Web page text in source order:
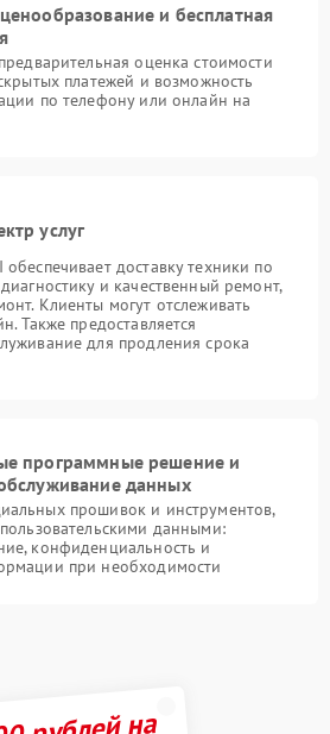
и бесплатная
оценка стоимости
платежей и возможность
по телефону или онлайн на
услуг
доставку техники по
и качественный ремонт,
Клиенты могут отслеживать
Также предоставляется
для продления срока
программные решение и
данных
прошивок и инструментов,
данными:
конфиденциальность и
при необходимости